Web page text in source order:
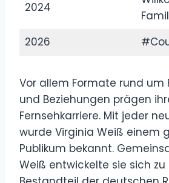
2024
2026
Vor allem Formate rund um
und Beziehungen prägen
Fernsehkarriere. Mit jeder
wurde Virginia Weiß einem
Publikum bekannt.
Weiß entwickelte sie sich